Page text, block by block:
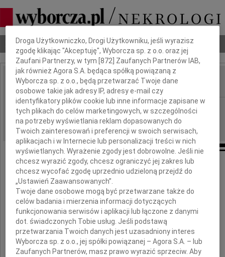
Nekrologi Odeszli Poradnik pogrzebowy
IMIĘ I NAZWISKO:
REGION: Warszawa
DATA EMISJI: 23.09.2009
Profesor
Joannie Stasiak
wyrazy głębokiego współczucia
z powodu śmierci
Dbamy o Twoją prywatność
Droga Użytkowniczko, Drogi Użytkowniku, jeśli wyrazisz
zgodę klikając "Akceptuję", Wyborcza sp. z o.o. oraz jej
Zaufani Partnerzy, w tym [872 ] Zaufanych Partnerów IAB,
jak również Agora S.A. będąca spółką powiązaną z
Wyborcza sp. z o.o., będą przetwarzać Twoje dane
osobowe takie jak adresy IP, adresy e-mail czy
identyfikatory plików cookie lub inne informacje zapisane w
tych plikach do celów marketingowych, w szczególności
na potrzeby wyświetlania reklam dopasowanych do
Twoich zainteresowań i preferencji w swoich serwisach,
aplikacjach i w Internecie lub personalizacji treści w nich
wyświetlanych. Wyrażenie zgody jest dobrowolne. Jeśli nie
chcesz wyrazić zgody, chcesz ograniczyć jej zakres lub
chcesz wycofać zgodę uprzednio udzieloną przejdź do
„Ustawień Zaawansowanych”.
Twoje dane osobowe mogą być przetwarzane także do
celów badania i mierzenia informacji dotyczących
funkcjonowania serwisów i aplikacji lub łączone z danymi
dot. świadczonych Tobie usług. Jeśli podstawą
przetwarzania Twoich danych jest uzasadniony interes
Wyborcza sp. z o.o., jej spółki powiązanej – Agora S.A. – lub
Zaufanych Partnerów, masz prawo wyrazić sprzeciw. Aby